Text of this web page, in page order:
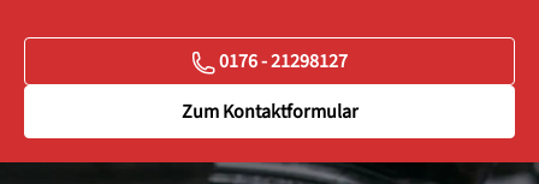
0176 - 21298127
Zum Kontaktformular